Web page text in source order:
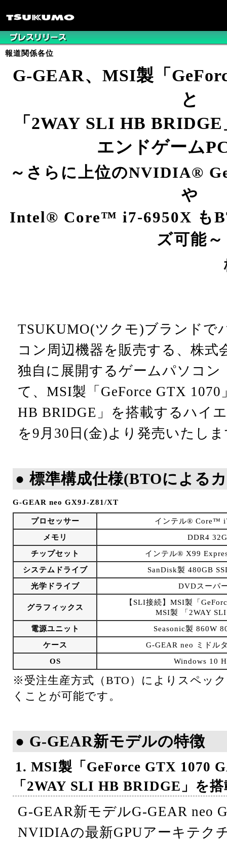
G-GEAR、MSI製「
と
「2WAY SLI HB
エンドゲーム
～さらに上位のNVIDIA®
や
Intel® Core™ i7-6950X も
ズ可能～
TSUKUMO(ツクモ)ブランドで
コン周辺機器を販売する、株式
独自に展開するゲームパソコン
て、MSI製「GeForce GTX
HB BRIDGE」を搭載するハイ
を9月30日(金)より発売いたし
● 標準構成仕様(BTOによる
G-GEAR neo GX9J-Z81/XT
プロセッサー
インテル® Core™
メモリ
DDR4
チップセット
インテル® X99
システムドライブ
SanDisk製 480GB
光学ドライブ
DVDスーパ
グラフィックス
【SLI接続】MSI製「
MSI製 「2WAY
電源ユニット
Seasonic製 860W
ケース
G-GEAR neo ミドル
OS
Windows 10
※受注生産方式（BTO）によりスペッ
くことが可能です。
● G-GEAR新モデルの特徴
1. MSI製「GeForce GTX 1070
「2WAY SLI HB BRIDGE」を搭
G-GEAR新モデルG-GEAR neo
NVIDIAの最新GPUアーキテク
報道関係各位